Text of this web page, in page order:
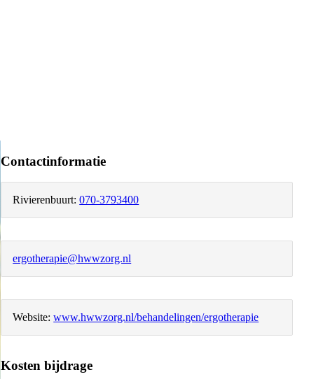
Contactinformatie
Rivierenbuurt: 070-3793400
ergotherapie@hwwzorg.nl
Website: www.hwwzorg.nl/behandelingen/ergotherapie
Kosten bijdrage